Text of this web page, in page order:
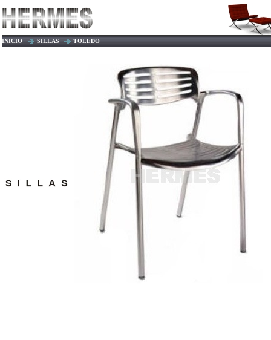
INICIO SILLAS TOLEDO